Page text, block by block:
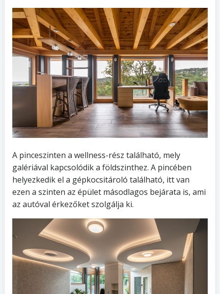
A pinceszinten a wellness-rész található, mely
galériával kapcsolódik a földszinthez. A pincében
helyezkedik el a gépkocsitároló található, itt van
ezen a szinten az épület másodlagos bejárata is, ami
az autóval érkezőket szolgálja ki.